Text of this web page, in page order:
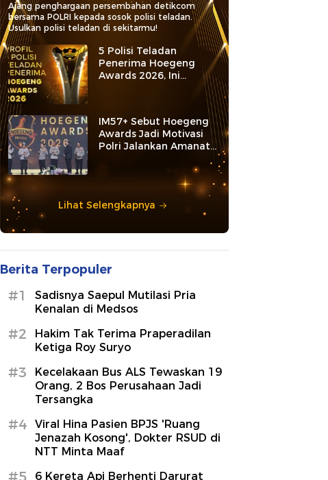
Ajang penghargaan persembahan detikcom
bersama POLRI kepada sosok polisi teladan.
Usulkan polisi teladan di sekitarmu!
5 Polisi Teladan
Penerima Hoegeng
Awards 2026, Ini
Kategori dan Kiprahnya
IM57+ Sebut Hoegeng
Awards Jadi Motivasi
Polri Jalankan Amanat
Lihat Selengkapnya
Berita Terpopuler
#1
Sadisnya Saepul Mutilasi Pria
Kenalan di Medsos
#2
Hakim Tak Terima Praperadilan
Ketiga Roy Suryo
#3
Kecelakaan Bus ALS Tewaskan 19
Orang, 2 Bos Perusahaan Jadi
Tersangka
#4
Viral Hina Pasien BPJS 'Ruang
Jenazah Kosong', Dokter RSUD di
NTT Minta Maaf
#5
6 Kereta Api Berhenti Darurat